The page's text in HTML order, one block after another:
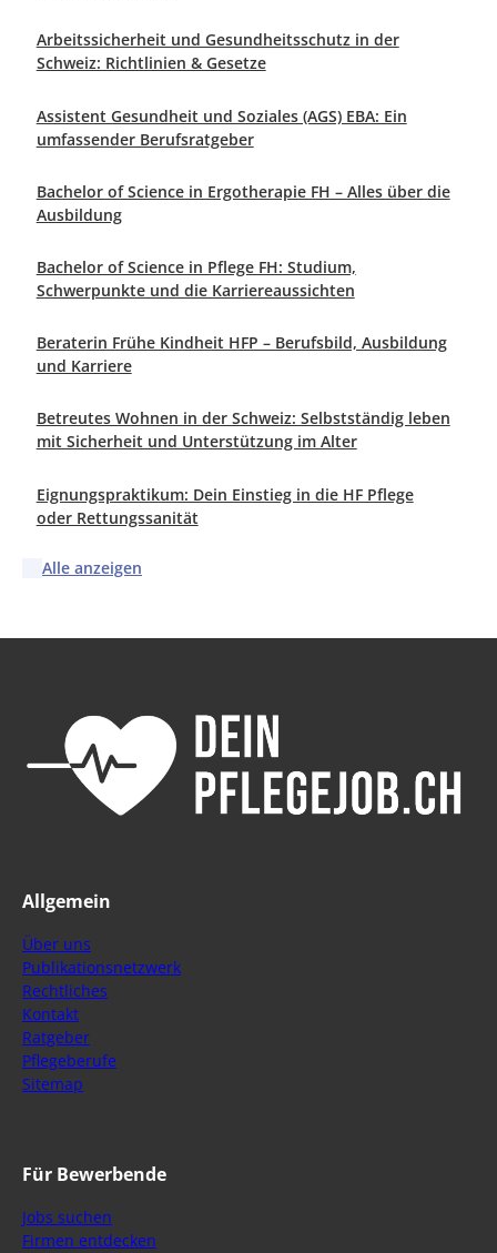
Arbeitssicherheit und Gesundheitsschutz in der
Schweiz: Richtlinien & Gesetze
Assistent Gesundheit und Soziales (AGS) EBA: Ein
umfassender Berufsratgeber
Bachelor of Science in Ergotherapie FH – Alles über die
Ausbildung
Bachelor of Science in Pflege FH: Studium,
Schwerpunkte und die Karriereaussichten
Beraterin Frühe Kindheit HFP – Berufsbild, Ausbildung
und Karriere
Betreutes Wohnen in der Schweiz: Selbstständig leben
mit Sicherheit und Unterstützung im Alter
Eignungspraktikum: Dein Einstieg in die HF Pflege
oder Rettungssanität
Alle anzeigen
Allgemein
Über uns
Publikationsnetzwerk
Rechtliches
Kontakt
Ratgeber
Pflegeberufe
Sitemap
Für Bewerbende
Jobs suchen
Firmen entdecken